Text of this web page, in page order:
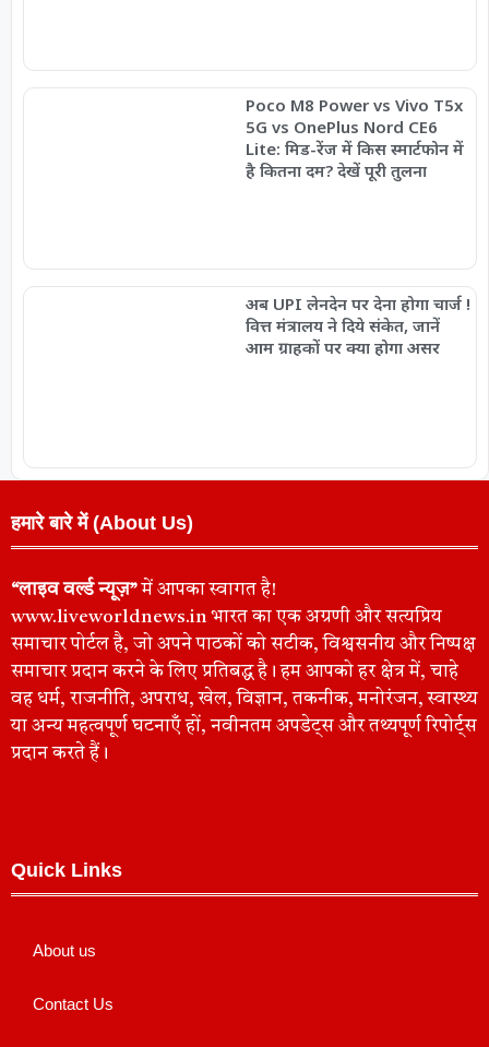
Poco M8 Power vs Vivo T5x
5G vs OnePlus Nord CE6
Lite: मिड-रेंज में किस स्मार्टफोन में
है कितना दम? देखें पूरी तुलना
अब UPI लेनदेन पर देना होगा चार्ज !
वित्त मंत्रालय ने दिये संकेत, जानें
आम ग्राहकों पर क्या होगा असर
हमारे बारे में (About Us)
“लाइव वर्ल्ड न्यूज़”में आपका स्वागत है!
www.liveworldnews.in भारत का एक अग्रणी और सत्यप्रिय
समाचार पोर्टल है, जो अपने पाठकों को सटीक, विश्वसनीय और निष्पक्ष
समाचार प्रदान करने के लिए प्रतिबद्ध है। हम आपको हर क्षेत्र में, चाहे
वह धर्म, राजनीति, अपराध, खेल, विज्ञान, तकनीक, मनोरंजन, स्वास्थ्य
या अन्य महत्वपूर्ण घटनाएँ हों, नवीनतम अपडेट्स और तथ्यपूर्ण रिपोर्ट्स
प्रदान करते हैं।
Quick Links
About us
Contact Us